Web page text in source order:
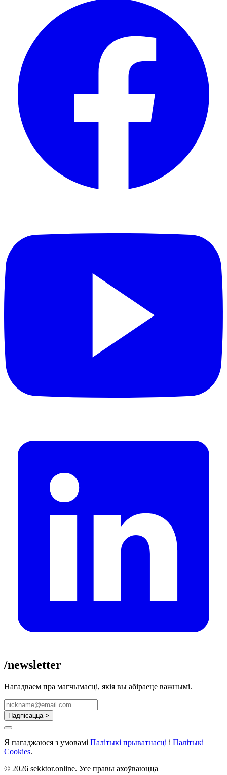
/newsletter
Нагадваем пра магчымасці, якія вы абіраеце важнымі.
Падпісацца >
Я пагаджаюся з умовамі Палітыкі прыватнасці і Палітыкі
Cookies.
© 2026 sekktor.online. Усе правы ахоўваюцца